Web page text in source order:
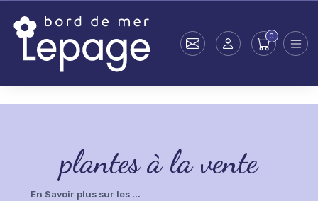
plantes à la vente
En Savoir plus sur les ...